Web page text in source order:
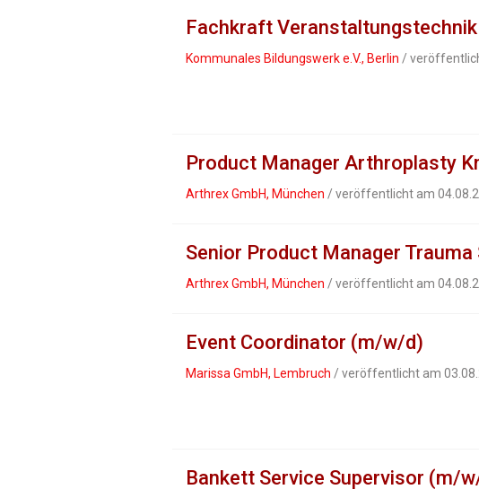
Fachkraft
Kommunales Bildungswerk e.V., Berlin /
Product Manager Arthroplasty
Arthrex GmbH, München / veröffentlicht am
Senior Product Manager
Arthrex GmbH, München / veröffentlicht am
Event Coordinator (m/w/d)
Marissa GmbH, Lembruch / veröffentlicht am
Bankett Service Supervisor (m/